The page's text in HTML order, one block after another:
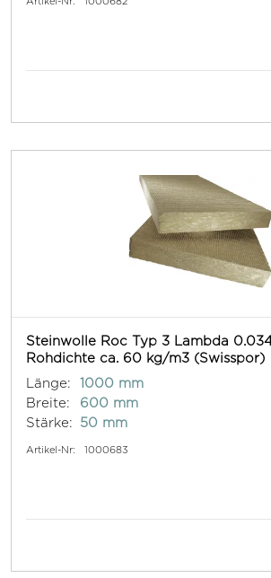
Steinwolle Roc Typ 3 Lambda
Rohdichte ca. 60 kg/m3 (Swisspor)
Länge:
1000 mm
Breite:
600 mm
Stärke:
50 mm
Artikel-Nr: 1000683